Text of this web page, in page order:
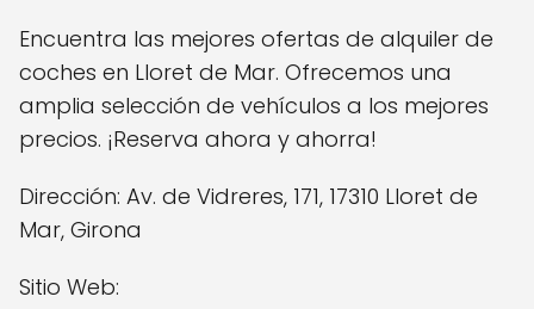
Encuentra las mejores ofertas de alquiler de
coches en Lloret de Mar. Ofrecemos una
amplia selección de vehículos a los mejores
precios. ¡Reserva ahora y ahorra!
Dirección: Av. de Vidreres, 171, 17310 Lloret de
Mar, Girona
Sitio Web: